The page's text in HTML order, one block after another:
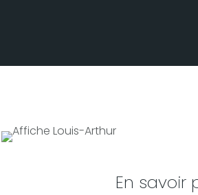
En savoir